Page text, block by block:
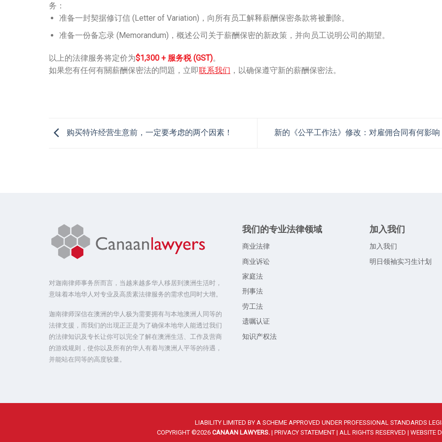
务：
准备一封契据修订信 (Letter of Variation)，向所有员工解释薪酬保密条款将被删除。
准备一份备忘录 (Memorandum)，概述公司关于薪酬保密的新政策，并向员工说明公司的期望。
以上的法律服务将定价为$1,300 + 服务税 (GST)。
如果您有任何有關薪酬保密法的問題，立即联系我们 ，以确保遵守新的薪酬保密法。
购买特许经营生意前，一定要考虑的两个因素！ 新的《公平工作法》修改：对雇佣合同有何影
对迦南律师事务所而言，当越来越多华人移居到澳洲生活时，
意味着本地华人对专业及高质素法律服务的需求也同时大增。
迦南律师深信在澳洲的华人极为需要拥有与本地澳洲人同等的
法律支援，而我们的出现正正是为了确保本地华人能透过我们
的法律知识及专长让你可以完全了解在澳洲生活、工作及营商
的游戏规则，使你以及所有的华人有着与澳洲人平等的待遇，
并能站在同等的高度较量。
我们的专业法律领域
商业法律
商业诉讼
家庭法
刑事法
劳工法
遗嘱认证
知识产权法
加入我们
加入我们
明日领袖实习生计划
LIABILITY LIMITED BY A SCHEME APPROVED UNDER PROFESSIONAL STANDARDS
COPYRIGHT ©2026 CANAAN LAWYERS.| PRIVACY STATEMENT| ALL RIGHTS RESERVED | WEBSITE